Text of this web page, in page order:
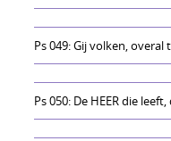
Ps 049: Gij volken,
Ps 050: De HEER die